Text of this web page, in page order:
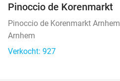
Pinoccio de Korenmarkt
Pinoccio de Korenmarkt Arnhem
Arnhem
Verkocht: 927